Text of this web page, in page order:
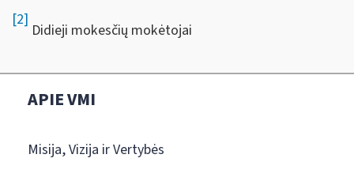
[2]
Didieji mokesčių mokėtojai
APIE VMI
Misija, Vizija ir Vertybės